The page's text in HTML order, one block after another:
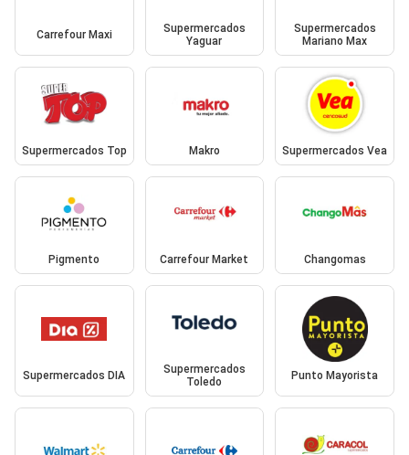
Carrefour Maxi
Supermercados
Yaguar
Supermercados
Mariano Max
Supermercados Top Makro Supermercados Vea
Pigmento Carrefour Market Changomas
Supermercados DIA
Supermercados
Toledo
Punto Mayorista